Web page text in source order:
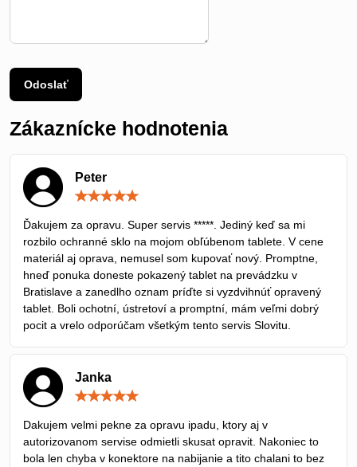
Odoslať
Zákaznícke hodnotenia
Peter
5
Ďakujem za opravu. Super servis *****. Jediný keď sa mi
rozbilo ochranné sklo na mojom obľúbenom tablete. V cene
materiál aj oprava, nemusel som kupovať nový. Promptne,
hneď ponuka doneste pokazený tablet na prevádzku v
Bratislave a zanedlho oznam príďte si vyzdvihnúť opravený
tablet. Boli ochotní, ústretoví a promptní, mám veľmi dobrý
pocit a vrelo odporúčam všetkým tento servis Slovitu.
Janka
5
Dakujem velmi pekne za opravu ipadu, ktory aj v
autorizovanom servise odmietli skusat opravit. Nakoniec to
bola len chyba v konektore na nabijanie a tito chalani to bez